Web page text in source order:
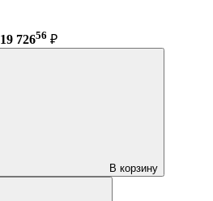
19 72656 ₽
В корзину